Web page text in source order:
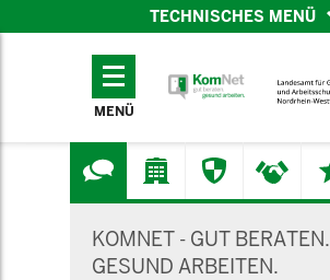
TECHNISCHES MENÜ
TECHNISCHES
MENÜ
KOMNET - GUT BERATEN.
GESUND ARBEITEN.